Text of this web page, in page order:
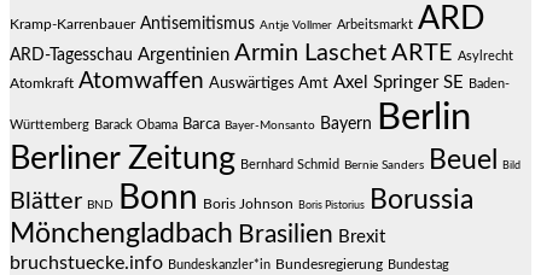
Kramp-Karrenbauer Antisemitismus Antje Vollmer Arbeitsmarkt ARD
ARD-Tagesschau Argentinien Armin Laschet ARTE Asylrecht
Atomkraft Atomwaffen Auswärtiges Amt Axel Springer SE Baden-
Württemberg Barack Obama Barca Bayer-Monsanto Bayern Berlin
Berliner Zeitung Bernhard Schmid Bernie Sanders Beuel Bild
Blätter BND Bonn Boris Johnson Boris Pistorius
Borussia
Mönchengladbach Brasilien Brexit
bruchstuecke.info Bundeskanzler*in Bundesregierung Bundestag